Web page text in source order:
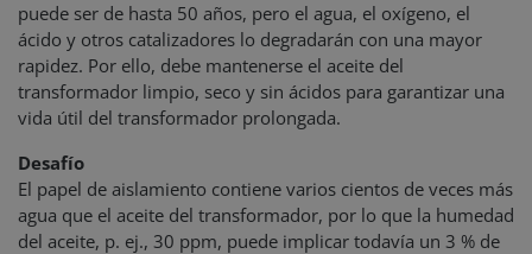
puede ser de hasta 50 años, pero el agua, el oxígeno, el
ácido y otros catalizadores lo degradarán con una mayor
rapidez. Por ello, debe mantenerse el aceite del
transformador limpio, seco y sin ácidos para garantizar una
vida útil del transformador prolongada.
Desafío
El papel de aislamiento contiene varios cientos de veces más
agua que el aceite del transformador, por lo que la humedad
del aceite, p. ej., 30 ppm, puede implicar todavía un 3 % de